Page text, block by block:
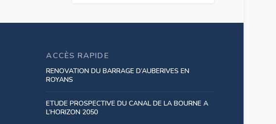
ACCÈS RAPIDE
RENOVATION DU BARRAGE D’AUBERIVES EN
ROYANS
ETUDE PROSPECTIVE DU CANAL DE LA BOURNE A
L’HORIZON 2050